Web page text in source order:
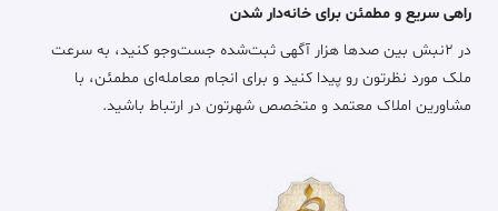
راهی سریع و مطمئن برای خانه‌دار شدن
در ۲نبش بین صدها هزار آگهی ثبت‌شده جست‌وجو کنید، به سرعت
ملک مورد نظرتون رو پیدا کنید و برای انجام معامله‌ای مطمئن، با
مشاورین املاک معتمد و متخصص شهرتون در ارتباط باشید.